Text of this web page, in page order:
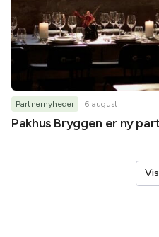
Partnernyheder 6 august
Pakhus Bryggen er ny